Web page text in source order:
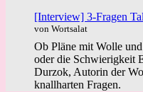
[Interview] 3-Fragen
von Wortsalat
Ob Pläne mit Wolle
oder die Schwierigkeit
Durzok, Autorin der
knallharten Fragen.